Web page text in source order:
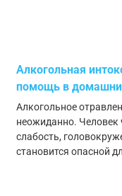
Алкогольная
помощь в
Алкогольное
неожиданно. Человек
слабость,
становится опасной